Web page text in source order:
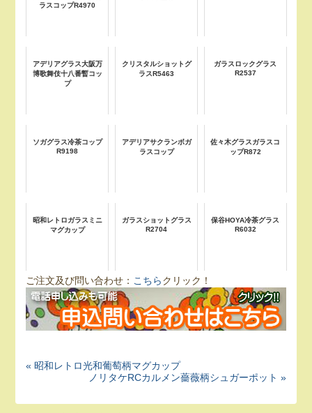
ラスコップR4970
アデリアグラス大阪万
博歌舞伎十八番暫コッ
プ
クリスタルショットグ
ラスR5463
ガラスロックグラス
R2537
ソガグラス冷茶コップ
R9198
アデリアサクランボガ
ラスコップ
佐々木グラスガラスコ
ップR872
昭和レトロガラスミニ
マグカップ
ガラスショットグラス
R2704
保谷HOYA冷茶グラス
R6032
ご注文及び問い合わせ： こちらクリック！
« 昭和レトロ光和葡萄柄マグカップ
ノリタケRCカルメン薔薇柄シュガーポット »